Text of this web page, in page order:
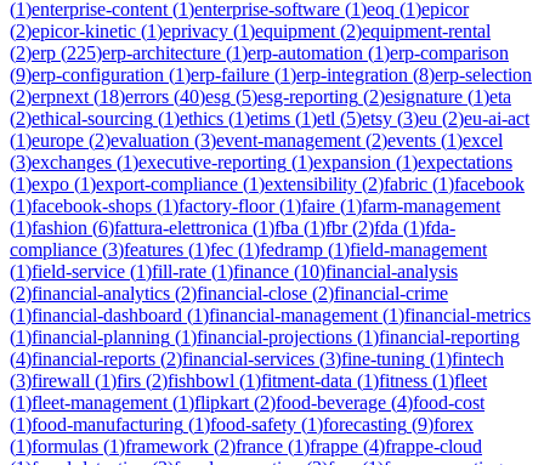
(1)enterprise-content (1)enterprise-software (1)eoq (1)epicor
(2)epicor-kinetic (1)eprivacy (1)equipment (2)equipment-rental
(2)erp (225)erp-architecture (1)erp-automation (1)erp-comparison
(9)erp-configuration (1)erp-failure (1)erp-integration (8)erp-selection
(2)erpnext (18)errors (40)esg (5)esg-reporting (2)esignature (1)eta
(2)ethical-sourcing (1)ethics (1)etims (1)etl (5)etsy (3)eu (2)eu-ai-act
(1)europe (2)evaluation (3)event-management (2)events (1)excel
(3)exchanges (1)executive-reporting (1)expansion (1)expectations
(1)expo (1)export-compliance (1)extensibility (2)fabric (1)facebook
(1)facebook-shops (1)factory-floor(1)faire (1)farm-management
(1)fashion (6)fattura-elettronica (1)fba (1)fbr(2)fda (1)fda-
compliance (3)features (1)fec (1)fedramp (1)field-management
(1)field-service (1)fill-rate (1)finance (10)financial-analysis
(2)financial-analytics (2)financial-close (2)financial-crime
(1)financial-dashboard (1)financial-management (1)financial-metrics
(1)financial-planning (1)financial-projections (1)financial-reporting
(4)financial-reports (2)financial-services (3)fine-tuning (1)fintech
(3)firewall (1)firs (2)fishbowl (1)fitment-data (1)fitness (1)fleet
(1)fleet-management (1)flipkart (2)food-beverage (4)food-cost
(1)food-manufacturing (1)food-safety (1)forecasting (9)forex
(1)formulas (1)framework (2)france (1)frappe (4)frappe-cloud